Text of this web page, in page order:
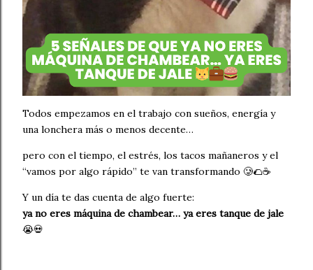
Todos empezamos en el trabajo con sueños, energía y
una lonchera más o menos decente…
pero con el tiempo, el estrés, los tacos mañaneros y el
“vamos por algo rápido” te van transformando 🥲🌮☕
Y un día te das cuenta de algo fuerte:
ya no eres máquina de chambear… ya eres tanque de jale
😭💀